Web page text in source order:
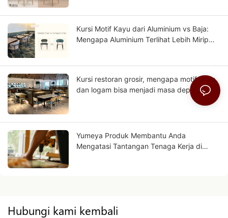
Kursi Motif Kayu dari Aluminium vs Baja:
Mengapa Aluminium Terlihat Lebih Mirip
Kursi restoran grosir, mengapa motif kayu
dan logam bisa menjadi masa depan bisnis
Yumeya Produk Membantu Anda
Mengatasi Tantangan Tenaga Kerja di
Hubungi kami kembali